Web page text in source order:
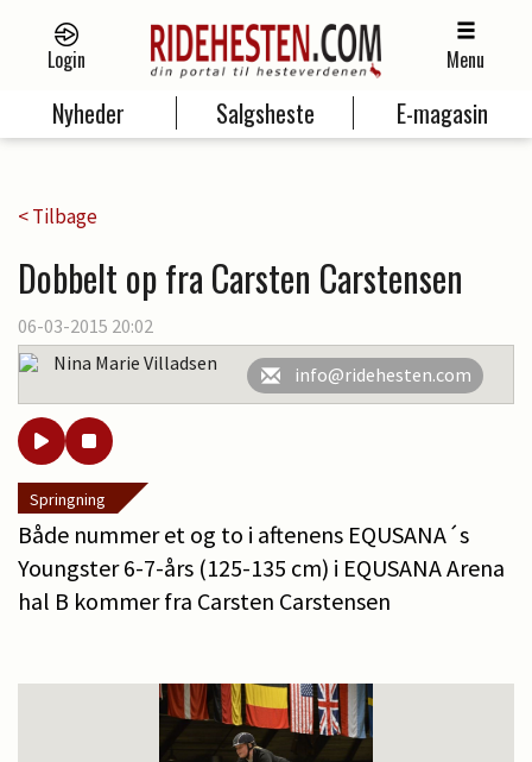
Login Menu
Nyheder Salgsheste E-magasin
< Tilbage
Dobbelt op fra Carsten Carstensen
06-03-2015 20:02
Nina Marie Villadsen
info@ridehesten.com
Springning
Både nummer et og to i aftenens EQUSANA´s
Youngster 6-7-års (125-135 cm) i EQUSANA Arena
hal B kommer fra Carsten Carstensen